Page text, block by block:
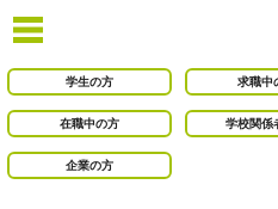
学生の方 求職中
在職中の方 学校関係
企業の方